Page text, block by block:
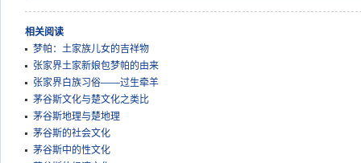
相关阅读
梦帕：土家族儿女的吉祥物
张家界土家新娘包梦帕的由来
张家界白族习俗——过生牵羊
茅谷斯文化与楚文化之类比
茅谷斯地理与楚地理
茅谷斯的社会文化
茅谷斯中的性文化